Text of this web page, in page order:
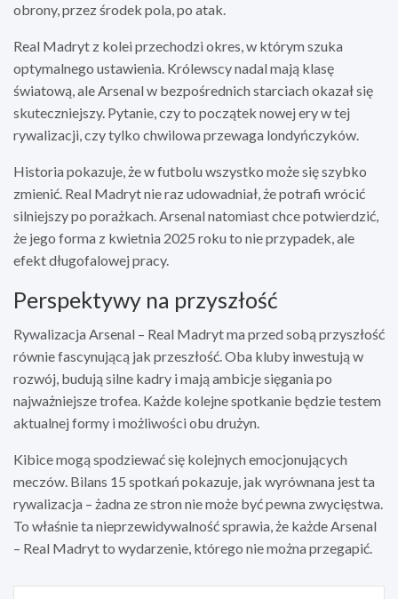
obrony, przez środek pola, po atak.
Real Madryt z kolei przechodzi okres, w którym szuka
optymalnego ustawienia. Królewscy nadal mają klasę
światową, ale Arsenal w bezpośrednich starciach okazał się
skuteczniejszy. Pytanie, czy to początek nowej ery w tej
rywalizacji, czy tylko chwilowa przewaga londyńczyków.
Historia pokazuje, że w futbolu wszystko może się szybko
zmienić. Real Madryt nie raz udowadniał, że potrafi wrócić
silniejszy po porażkach. Arsenal natomiast chce potwierdzić,
że jego forma z kwietnia 2025 roku to nie przypadek, ale
efekt długofalowej pracy.
Perspektywy na przyszłość
Rywalizacja Arsenal – Real Madryt ma przed sobą przyszłość
równie fascynującą jak przeszłość. Oba kluby inwestują w
rozwój, budują silne kadry i mają ambicje sięgania po
najważniejsze trofea. Każde kolejne spotkanie będzie testem
aktualnej formy i możliwości obu drużyn.
Kibice mogą spodziewać się kolejnych emocjonujących
meczów. Bilans 15 spotkań pokazuje, jak wyrównana jest ta
rywalizacja – żadna ze stron nie może być pewna zwycięstwa.
To właśnie ta nieprzewidywalność sprawia, że każde Arsenal
– Real Madryt to wydarzenie, którego nie można przegapić.